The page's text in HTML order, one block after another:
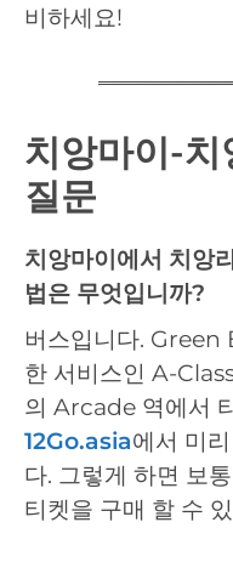
비하세요!
치앙마이-치
질문
치앙마이에서 치앙
법은 무엇입니까?
버스입니다.
한 서비스인 A-
의 Arcade 역에서
12Go.asia에서 미
다. 그렇게 하면 보
티켓을 구매 할 수